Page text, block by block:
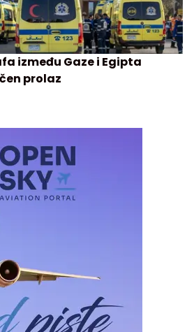
između Gaze i Egipta
prolaz